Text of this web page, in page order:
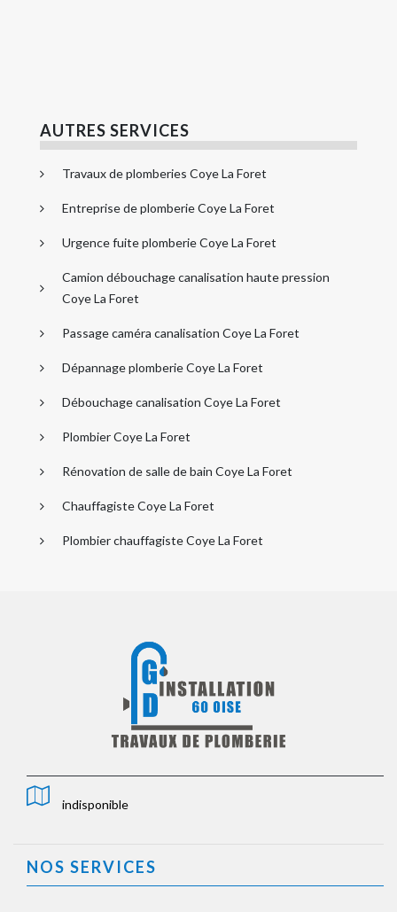
AUTRES SERVICES
Travaux de plomberies Coye La Foret
Entreprise de plomberie Coye La Foret
Urgence fuite plomberie Coye La Foret
Camion débouchage canalisation haute pression
Coye La Foret
Passage caméra canalisation Coye La Foret
Dépannage plomberie Coye La Foret
Débouchage canalisation Coye La Foret
Plombier Coye La Foret
Rénovation de salle de bain Coye La Foret
Chauffagiste Coye La Foret
Plombier chauffagiste Coye La Foret
indisponible
NOS SERVICES